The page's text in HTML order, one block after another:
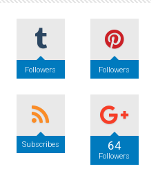
Followers Followers
Subscribes 64
Followers